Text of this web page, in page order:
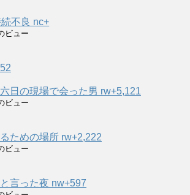
不良 nc+
ビュー
日の現場で会った男 rw+5,121
ビュー
ための場所 rw+2,222
ビュー
言った夜 nw+597